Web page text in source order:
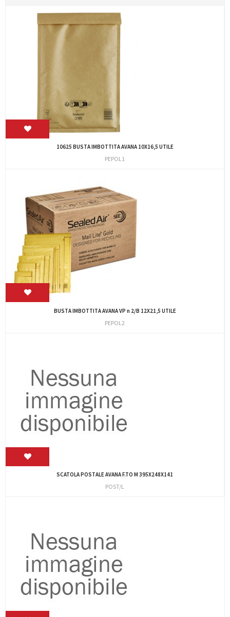
10625 BUSTA IMBOTTITA AVANA 10X16,5 UTILE
PEPOL1
BUSTA IMBOTTITA AVANA VP n 2/B 12X21,5 UTILE
PEPOL2
SCATOLA POSTALE AVANA F.TO M 395X248X141
POST/L